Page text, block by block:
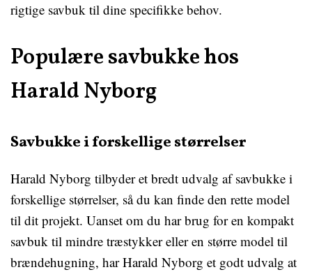
rigtige savbuk til dine specifikke behov.
Populære savbukke hos
Harald Nyborg
Savbukke i forskellige størrelser
Harald Nyborg tilbyder et bredt udvalg af savbukke i
forskellige størrelser, så du kan finde den rette model
til dit projekt. Uanset om du har brug for en kompakt
savbuk til mindre træstykker eller en større model til
brændehugning, har Harald Nyborg et godt udvalg at